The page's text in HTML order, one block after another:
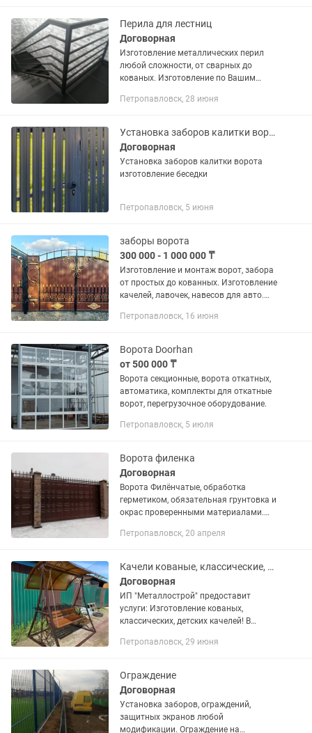
Перила для лестниц
Договорная
Изготовление металлических перил
любой сложности, от сварных до
кованых. Изготовление по Вашим
Ваш выбор. Доставка и монтаж.
Петропавловск, 28 июня
Установка заборов калитки ворота изготовление
Договорная
Установка заборов калитки ворота
изготовление беседки
Петропавловск, 5 июня
заборы ворота
300 000 - 1 000 000 ₸
Изготовление и монтаж ворот, забора
от простых до кованных. Изготовление
качелей, лавочек, навесов для авто.
Изготовление изделий по вашим
Петропавловск, 16 июня
Ворота Doorhan
от 500 000 ₸
Ворота секционные, ворота откатных,
автоматика, комплекты для откатные
ворот, перегрузочное оборудование.
Петропавловск, 5 июля
Ворота филенка
Договорная
Ворота Филёнчатые, обработка
герметиком, обязательная грунтовка и
окрас проверенными материалами.
Изготовление, доставка и установка.
Петропавловск, 20 апреля
Качели кованые, классические, детские
Договорная
ИП "Металлострой" предоставит
услуги: Изготовление кованых,
классических, детских качелей! В
кредит, рассрочку! Доставка!!!
Петропавловск, 29 июня
Ограждение
Договорная
Установка заборов, ограждений,
защитных экранов любой
модификации. Ограждение на